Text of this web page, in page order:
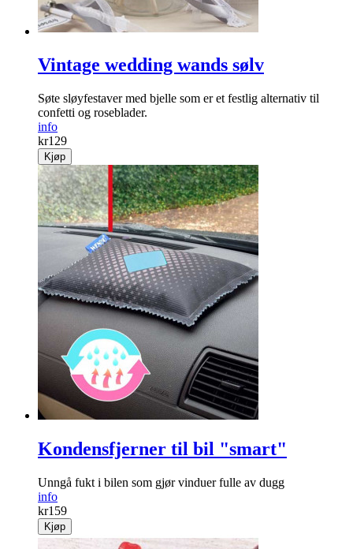
Vintage wedding wands sølv
Søte sløyfestaver med bjelle som er et festlig alternativ til
confetti og roseblader.
info
kr129
Kjøp
Kondensfjerner til bil "smart"
Unngå fukt i bilen som gjør vinduer fulle av dugg
info
kr159
Kjøp